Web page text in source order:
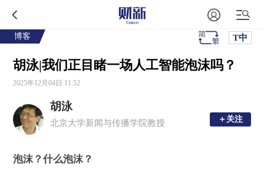
博客 T中
胡泳|我们正目睹一场人工智能泡沫吗？
2025年12月04日 11:52
胡泳
北京大学新闻与传播学院教授 ＋关注
＋关注
泡沫？什么泡沫？